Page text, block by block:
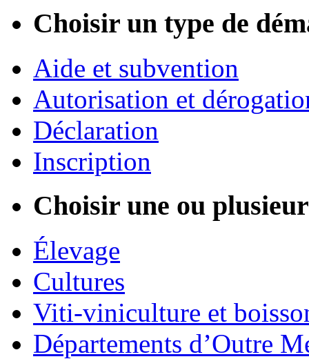
Choisir un type de
Aide et subvention
Autorisation et
Déclaration
Inscription
Choisir une ou
Élevage
Cultures
Viti-viniculture et
Départements d’Outre